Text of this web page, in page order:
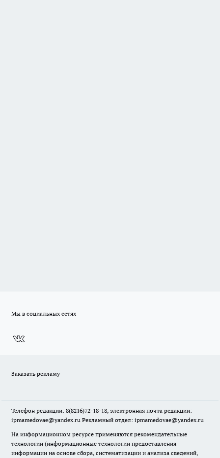
Мы в социальных сетях
Заказать рекламу
Телефон редакции: 8(8216)72-18-18, электронная почта редакции:
ipmamedovae@yandex.ru Рекламный отдел: ipmamedovae@yandex.ru
На информационном ресурсе применяются рекомендательные
технологии (информационные технологии предоставления
информации на основе сбора, систематизации и анализа сведений,